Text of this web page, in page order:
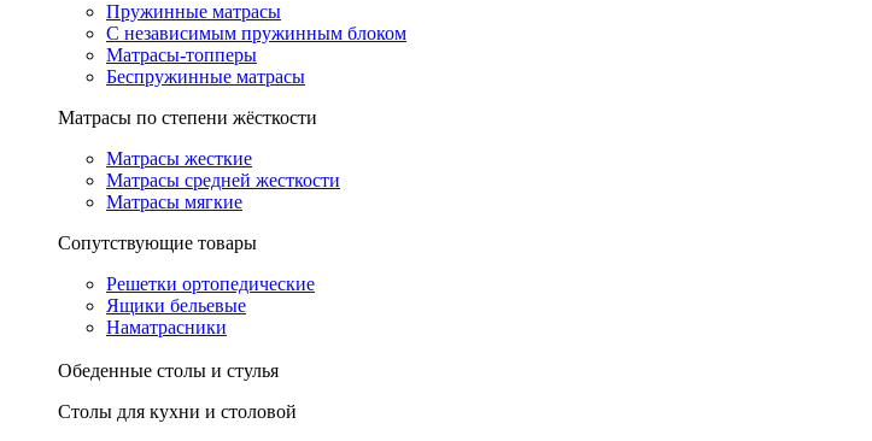
Пружинные матрасы
С независимым пружинным блоком
Матрасы-топперы
Беспружинные матрасы
Матрасы по степени жёсткости
Матрасы жесткие
Матрасы средней жесткости
Матрасы мягкие
Сопутствующие товары
Решетки ортопедические
Ящики бельевые
Наматрасники
Обеденные столы и стулья
Столы для кухни и столовой